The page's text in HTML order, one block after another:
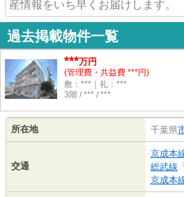
産情報をいち早くお届けします。
過去掲載物件一覧
***万円
(管理費・共益費 ***円)
敷：***｜礼：***
3階 / *** / ***
所在地 千葉県
交通
京成本
総武線 「
京成本